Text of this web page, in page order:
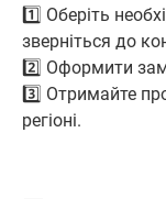
1️⃣ Оберіть
зверніться до
2️⃣ Оформити
3️⃣ Отримайте
регіоні.